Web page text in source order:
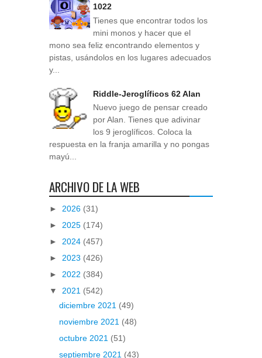
1022
Tienes que encontrar todos los
mini monos y hacer que el
mono sea feliz encontrando elementos y
pistas, usándolos en los lugares adecuados
y...
Riddle-Jeroglíficos 62 Alan
Nuevo juego de pensar creado
por Alan. Tienes que adivinar
los 9 jeroglíficos. Coloca la
respuesta en la franja amarilla y no pongas
mayú...
ARCHIVO DE LA WEB
► 2026 (31)
► 2025 (174)
► 2024 (457)
► 2023 (426)
► 2022 (384)
▼ 2021 (542)
diciembre 2021 (49)
noviembre 2021 (48)
octubre 2021 (51)
septiembre 2021 (43)